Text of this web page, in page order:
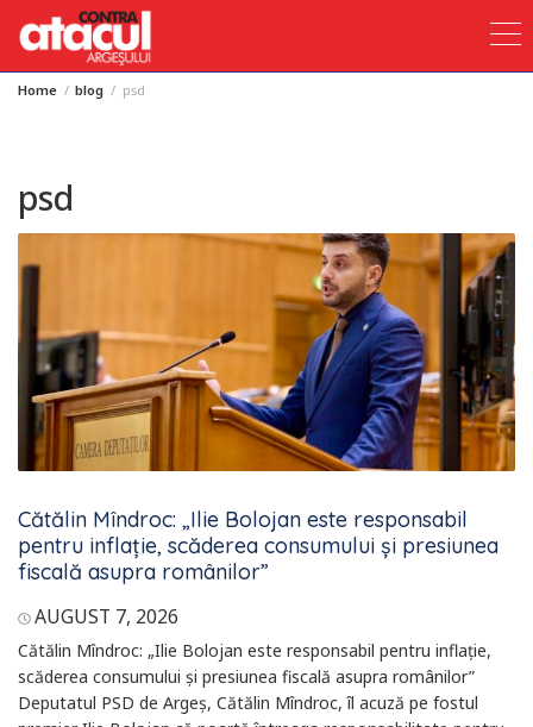
SkipHome blog psd
psd
Cătălin Mîndroc: „Ilie Bolojan este responsabil
pentru inflație, scăderea consumului și presiunea
fiscală asupra românilor”
AUGUST 7, 2026
Cătălin Mîndroc: „Ilie Bolojan este responsabil pentru inflație,
scăderea consumului și presiunea fiscală asupra românilor”
Deputatul PSD de Argeș, Cătălin Mîndroc, îl acuză pe fostul